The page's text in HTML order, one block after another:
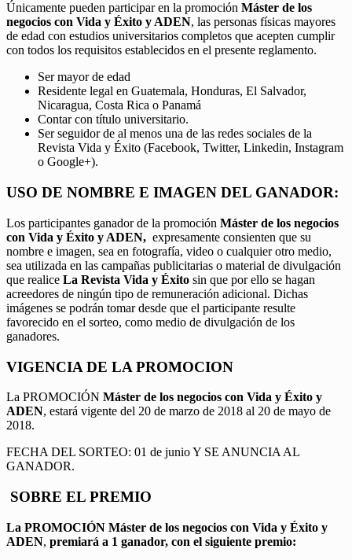
Únicamente pueden participar en la promoción Máster de los
negocios con Vida y Éxito y ADEN, las personas físicas mayores
de edad con estudios universitarios completos que acepten cumplir
con todos los requisitos establecidos en el presente reglamento.
Ser mayor de edad
Residente legal en Guatemala, Honduras, El Salvador,
Nicaragua, Costa Rica o Panamá
Contar con título universitario.
Ser seguidor de al menos una de las redes sociales de la
Revista Vida y Éxito (Facebook, Twitter, Linkedin, Instagram
o Google+).
USO DE NOMBRE E IMAGEN DEL GANADOR:
Los participantes ganador de la promoción Máster de los negocios
con Vida y Éxito y ADEN, expresamente consienten que su
nombre e imagen, sea en fotografía, video o cualquier otro medio,
sea utilizada en las campañas publicitarias o material de divulgación
que realice La Revista Vida y Éxito sin que por ello se hagan
acreedores de ningún tipo de remuneración adicional. Dichas
imágenes se podrán tomar desde que el participante resulte
favorecido en el sorteo, como medio de divulgación de los
ganadores.
VIGENCIA DE LA PROMOCION
La PROMOCIÓN Máster de los negocios con Vida y Éxito y
ADEN, estará vigente del 20 de marzo de 2018 al 20 de mayo de
2018.
FECHA DEL SORTEO: 01 de junio Y SE ANUNCIA AL
GANADOR.
SOBRE EL PREMIO
La PROMOCIÓN Máster de los negocios con Vida y Éxito y
ADEN, premiará a 1 ganador, con el siguiente premio: